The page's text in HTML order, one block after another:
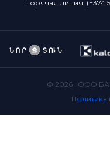
Горячая линия: (+374
© 2026 . ООО
Политика